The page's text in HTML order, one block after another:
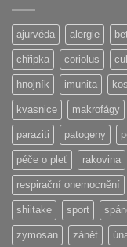
ajurvéda alergie
chřipka coriolus
hnojník imunita
kvasnice makrofágy
paraziti patogeny
péče o pleť rakovina
respirační onemocnění
shiitake sport
zymosan zánět